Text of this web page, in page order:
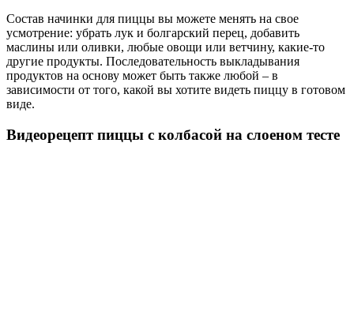
Состав начинки для пиццы вы можете менять на свое
усмотрение: убрать лук и болгарский перец, добавить
маслины или оливки, любые овощи или ветчину, какие-то
другие продукты. Последовательность выкладывания
продуктов на основу может быть также любой – в
зависимости от того, какой вы хотите видеть пиццу в готовом
виде.
Видеорецепт пиццы с колбасой на слоеном тесте